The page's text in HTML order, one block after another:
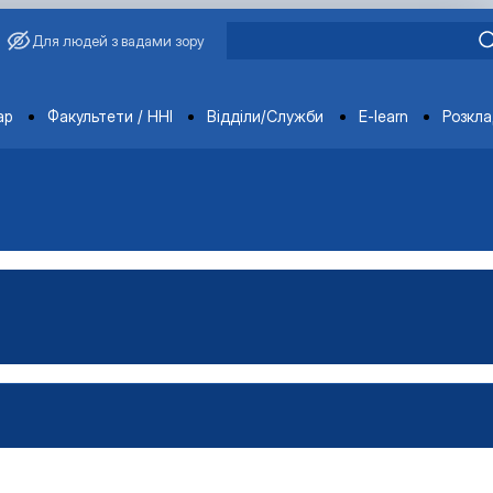
Для людей з вадами зору
Факультети / ННІ Відділи/Служби E-learn